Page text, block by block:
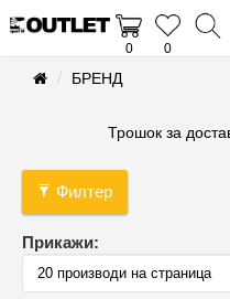
0 0
БРЕНД
Трошок за
Филтер
Прикажи: